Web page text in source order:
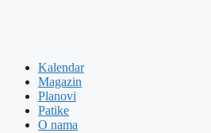
Kalendar
Magazin
Planovi
Patike
O nama